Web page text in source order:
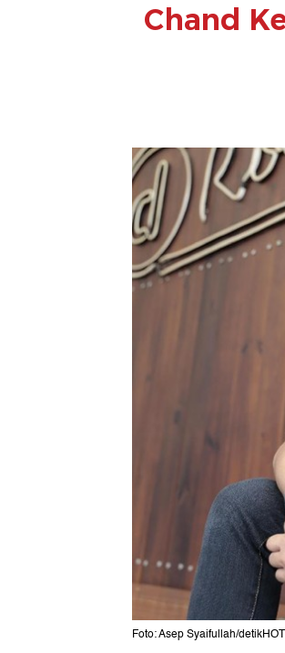
Chand
Foto: Asep Syaifullah/detikHOT